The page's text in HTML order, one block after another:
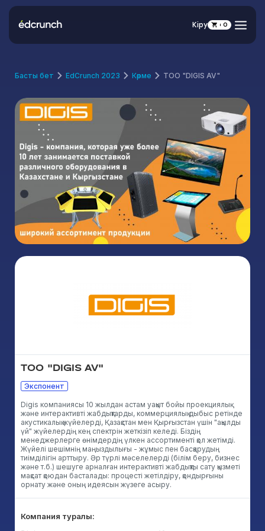
Кіру 0
Басты бет EdCrunch 2023 Көрме TOO "DIGIS AV"
TOO "DIGIS AV"
Экспонент
Digis компаниясы 10 жылдан астам уақыт бойы проекциялық
және интерактивті жабдықтарды, коммерциялық дыбыс ретінде
акустикалық жүйелерді, Қазақстан мен Қырғызстан үшін "ақылды
үй" жүйелердің кең спектрін жеткізіп келеді. Біздің
менеджерлерге өнімдердің үлкен ассортименті қол жетімді.
Жүйелі шешімнің маңыздылығы - жұмыс пен басқарудың
тиімділігін арттыру. Әр түрлі мәселелерді (білім беру, бизнес
және т.б.) шешуге арналған интерактивті жабдықты сату қызметі
мақсат қоюдан басталады: процесті жетілдіру, қондырғыны
орнату және оның идеясын жүзеге асыру.
Компания туралы: